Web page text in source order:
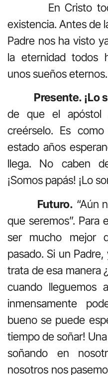
En Cristo
existencia. Antes de
Padre nos ha visto
la eternidad todos
unos sueños eternos.
Presente. ¡Lo
de que el apóstol
creérselo. Es
estado años
llega. No caben
¡Somos papás! ¡Lo
Futuro. “Aún
que seremos”. Para
ser mucho mejor
pasado. Si un
trata de esa manera
cuando lleguemos
inmensamente
bueno se puede
tiempo de soñar!
soñando en
nosotros nos